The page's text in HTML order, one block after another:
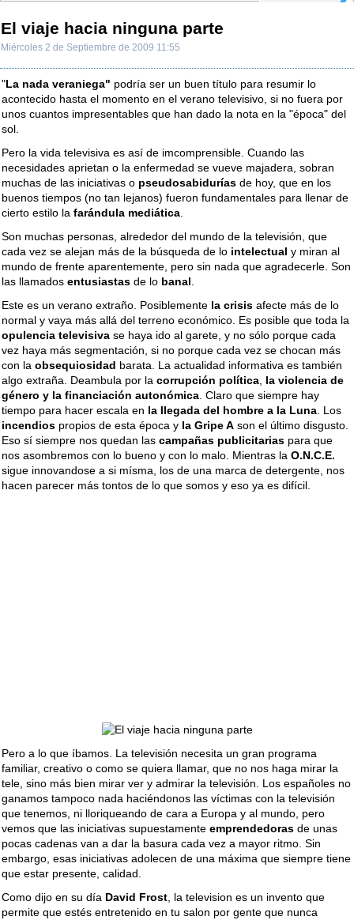
El viaje hacia ninguna parte
Miércoles 2 de Septiembre de 2009 11:55
"La nada veraniega" podría ser un buen título para resumir lo
acontecido hasta el momento en el verano televisivo, si no fuera por
unos cuantos impresentables que han dado la nota en la "época" del
sol.
Pero la vida televisiva es así de imcomprensible. Cuando las
necesidades aprietan o la enfermedad se vueve majadera, sobran
muchas de las iniciativas o pseudosabidurías de hoy, que en los
buenos tiempos (no tan lejanos) fueron fundamentales para llenar de
cierto estilo la farándula mediática
Son muchas personas, alrededor del mundo de la televisión, que
cada vez se alejan más de la búsqueda de lo intelectual y miran al
mundo de frente aparentemente, pero sin nada que agradecerle. Son
las llamados entusiastas de lo banal
Este es un verano extraño. Posiblemente la crisis afecte más de lo
normal y vaya más allá del terreno económico. Es posible que toda la
opulencia televisiva se haya ido al garete, y no sólo porque cada
vez haya más segmentación, si no porque cada vez se chocan más
con la obsequiosidad barata. La actualidad informativa es también
algo extraña. Deambula por la corrupción política la violencia de
género y la financiación autonómica . Claro que siempre hay
tiempo para hacer escala en la llegada del hombre a la Luna . Los
incendios propios de esta época y la Gripe A son el último disgusto.
Eso sí siempre nos quedan las campañas publicitarias para que
nos asombremos con lo bueno y con lo malo. Mientras la O.N.C.E.
sigue innovandose a si mísma, los de una marca de detergente, nos
hacen parecer más tontos de lo que somos y eso ya es difícil.
Pero a lo que íbamos. La televisión necesita un gran programa
familiar, creativo o como se quiera llamar, que no nos haga mirar la
tele, sino más bien mirar ver y admirar la televisión. Los españoles no
ganamos tampoco nada haciéndonos las víctimas con la televisión
que tenemos, ni lloriqueando de cara a Europa y al mundo, pero
vemos que las iniciativas supuestamente emprendedoras de unas
pocas cadenas van a dar la basura cada vez a mayor ritmo. Sin
embargo, esas iniciativas adolecen de una máxima que siempre tiene
que estar presente, calidad.
Como dijo en su día David Frost , la television es un invento que
permite que estés entretenido en tu salon por gente que nunca